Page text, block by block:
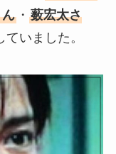
・ 薮宏太さ
ていました。